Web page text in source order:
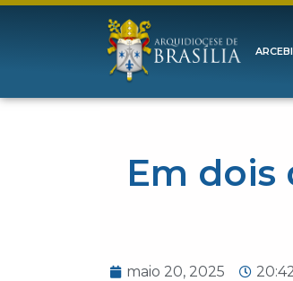
Em dois
maio 20, 2025 20:42